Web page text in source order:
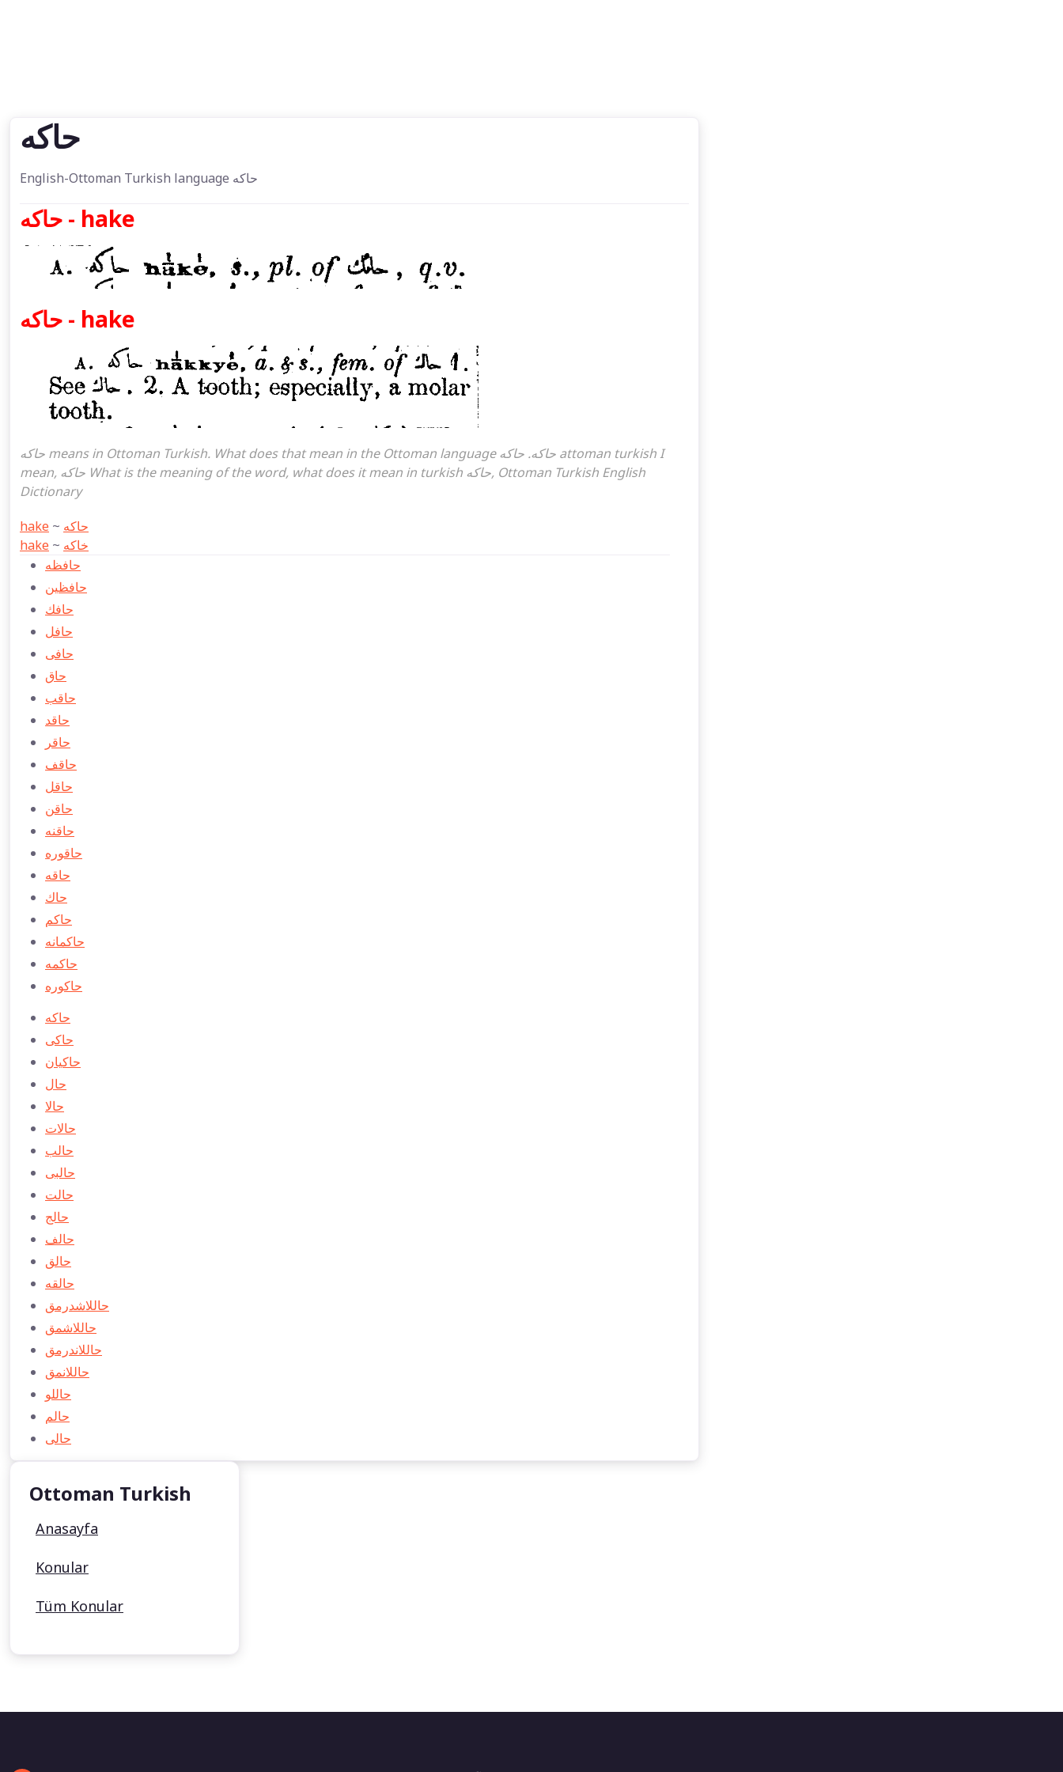
حاكه
English-Ottoman Turkish language حاكه
حاكه - hake
حاكه - hake
حاكه means in Ottoman Turkish. What does that mean in the Ottoman language حاكه. حاكه attoman turkish I
mean, حاكه What is the meaning of the word, what does it mean in turkish حاكه, Ottoman Turkish English
Dictionary
hake ~ حاكه
hake ~ خاكه
حافظه
حافظین
حافك
حافل
حافی
حاق
حاقب
حاقد
حاقر
حاقف
حاقل
حاقن
حاقنه
حاقوره
حاقه
حاك
حاكم
حاكمانه
حاكمه
حاكوره
حاكه
حاكی
حاكیان
حال
حالا
حالات
حالب
حالبی
حالت
حالج
حالف
حالق
حالقه
حاللاشدرمق
حاللاشمق
حاللاندرمق
حاللانمق
حاللو
حالم
حالی
Ottoman Turkish
Anasayfa
Konular
Tüm Konular